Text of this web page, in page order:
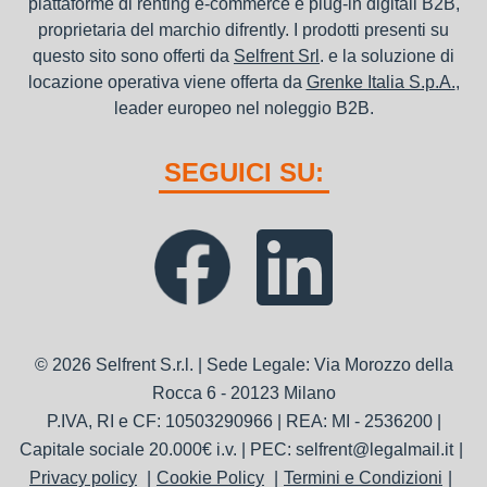
piattaforme di renting e-commerce e plug-in digitali B2B,
proprietaria del marchio difrently. I prodotti presenti su
questo sito sono offerti da Selfrent Srl . e la soluzione di
locazione operativa viene offerta da Grenke Italia S.p.A.,
leader europeo nel noleggio B2B.
SEGUICI SU:
© 2026 Selfrent S.r.l. | Sede Legale: Via Morozzo della
Rocca 6 - 20123 Milano
P.IVA, RI e CF: 10503290966 | REA: MI - 2536200 |
Capitale sociale 20.000€ i.v. | PEC: selfrent@legalmail.it
Privacy policy
Cookie Policy Termini e Condizioni